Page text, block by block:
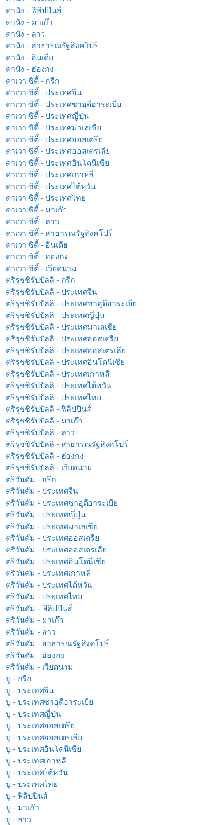
ดานัง - ฟิลิปปินส์
ดานัง - มาเก๊า
ดานัง - ลาว
ดานัง - สาธารณรัฐสิงคโปร์
ดานัง - อินเดีย
ดานัง - ฮ่องกง
ดาเวา ซิตี้ - กรีก
ดาเวา ซิตี้ - ประเทศจีน
ดาเวา ซิตี้ - ประเทศซาอุดีอาระเบีย
ดาเวา ซิตี้ - ประเทศญี่ปุ่น
ดาเวา ซิตี้ - ประเทศมาเลเซีย
ดาเวา ซิตี้ - ประเทศออสเตรีย
ดาเวา ซิตี้ - ประเทศออสเตรเลีย
ดาเวา ซิตี้ - ประเทศอินโดนีเซีย
ดาเวา ซิตี้ - ประเทศเกาหลี
ดาเวา ซิตี้ - ประเทศไต้หวัน
ดาเวา ซิตี้ - ประเทศไทย
ดาเวา ซิตี้ - มาเก๊า
ดาเวา ซิตี้ - ลาว
ดาเวา ซิตี้ - สาธารณรัฐสิงคโปร์
ดาเวา ซิตี้ - อินเดีย
ดาเวา ซิตี้ - ฮ่องกง
ดาเวา ซิตี้ - เวียดนาม
ตริรุชชิรัปปัลลิ - กรีก
ตริรุชชิรัปปัลลิ - ประเทศจีน
ตริรุชชิรัปปัลลิ - ประเทศซาอุดีอาระเบีย
ตริรุชชิรัปปัลลิ - ประเทศญี่ปุ่น
ตริรุชชิรัปปัลลิ - ประเทศมาเลเซีย
ตริรุชชิรัปปัลลิ - ประเทศออสเตรีย
ตริรุชชิรัปปัลลิ - ประเทศออสเตรเลีย
ตริรุชชิรัปปัลลิ - ประเทศอินโดนีเซีย
ตริรุชชิรัปปัลลิ - ประเทศเกาหลี
ตริรุชชิรัปปัลลิ - ประเทศไต้หวัน
ตริรุชชิรัปปัลลิ - ประเทศไทย
ตริรุชชิรัปปัลลิ - ฟิลิปปินส์
ตริรุชชิรัปปัลลิ - มาเก๊า
ตริรุชชิรัปปัลลิ - ลาว
ตริรุชชิรัปปัลลิ - สาธารณรัฐสิงคโปร์
ตริรุชชิรัปปัลลิ - ฮ่องกง
ตริรุชชิรัปปัลลิ - เวียดนาม
ตริวันดัม - กรีก
ตริวันดัม - ประเทศจีน
ตริวันดัม - ประเทศซาอุดีอาระเบีย
ตริวันดัม - ประเทศญี่ปุ่น
ตริวันดัม - ประเทศมาเลเซีย
ตริวันดัม - ประเทศออสเตรีย
ตริวันดัม - ประเทศออสเตรเลีย
ตริวันดัม - ประเทศอินโดนีเซีย
ตริวันดัม - ประเทศเกาหลี
ตริวันดัม - ประเทศไต้หวัน
ตริวันดัม - ประเทศไทย
ตริวันดัม - ฟิลิปปินส์
ตริวันดัม - มาเก๊า
ตริวันดัม - ลาว
ตริวันดัม - สาธารณรัฐสิงคโปร์
ตริวันดัม - ฮ่องกง
ตริวันดัม - เวียดนาม
บู - กรีก
บู - ประเทศจีน
บู - ประเทศซาอุดีอาระเบีย
บู - ประเทศญี่ปุ่น
บู - ประเทศออสเตรีย
บู - ประเทศออสเตรเลีย
บู - ประเทศอินโดนีเซีย
บู - ประเทศเกาหลี
บู - ประเทศไต้หวัน
บู - ประเทศไทย
บู - ฟิลิปปินส์
บู - มาเก๊า
บู - ลาว